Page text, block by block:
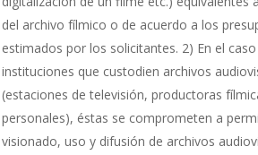
del archivo fílmico o de acuerdo a los
estimados por los solicitantes. 2) En el
instituciones que custodien archivos
(estaciones de televisión, productoras
personales), éstas se comprometen a
visionado, uso y difusión de archivos